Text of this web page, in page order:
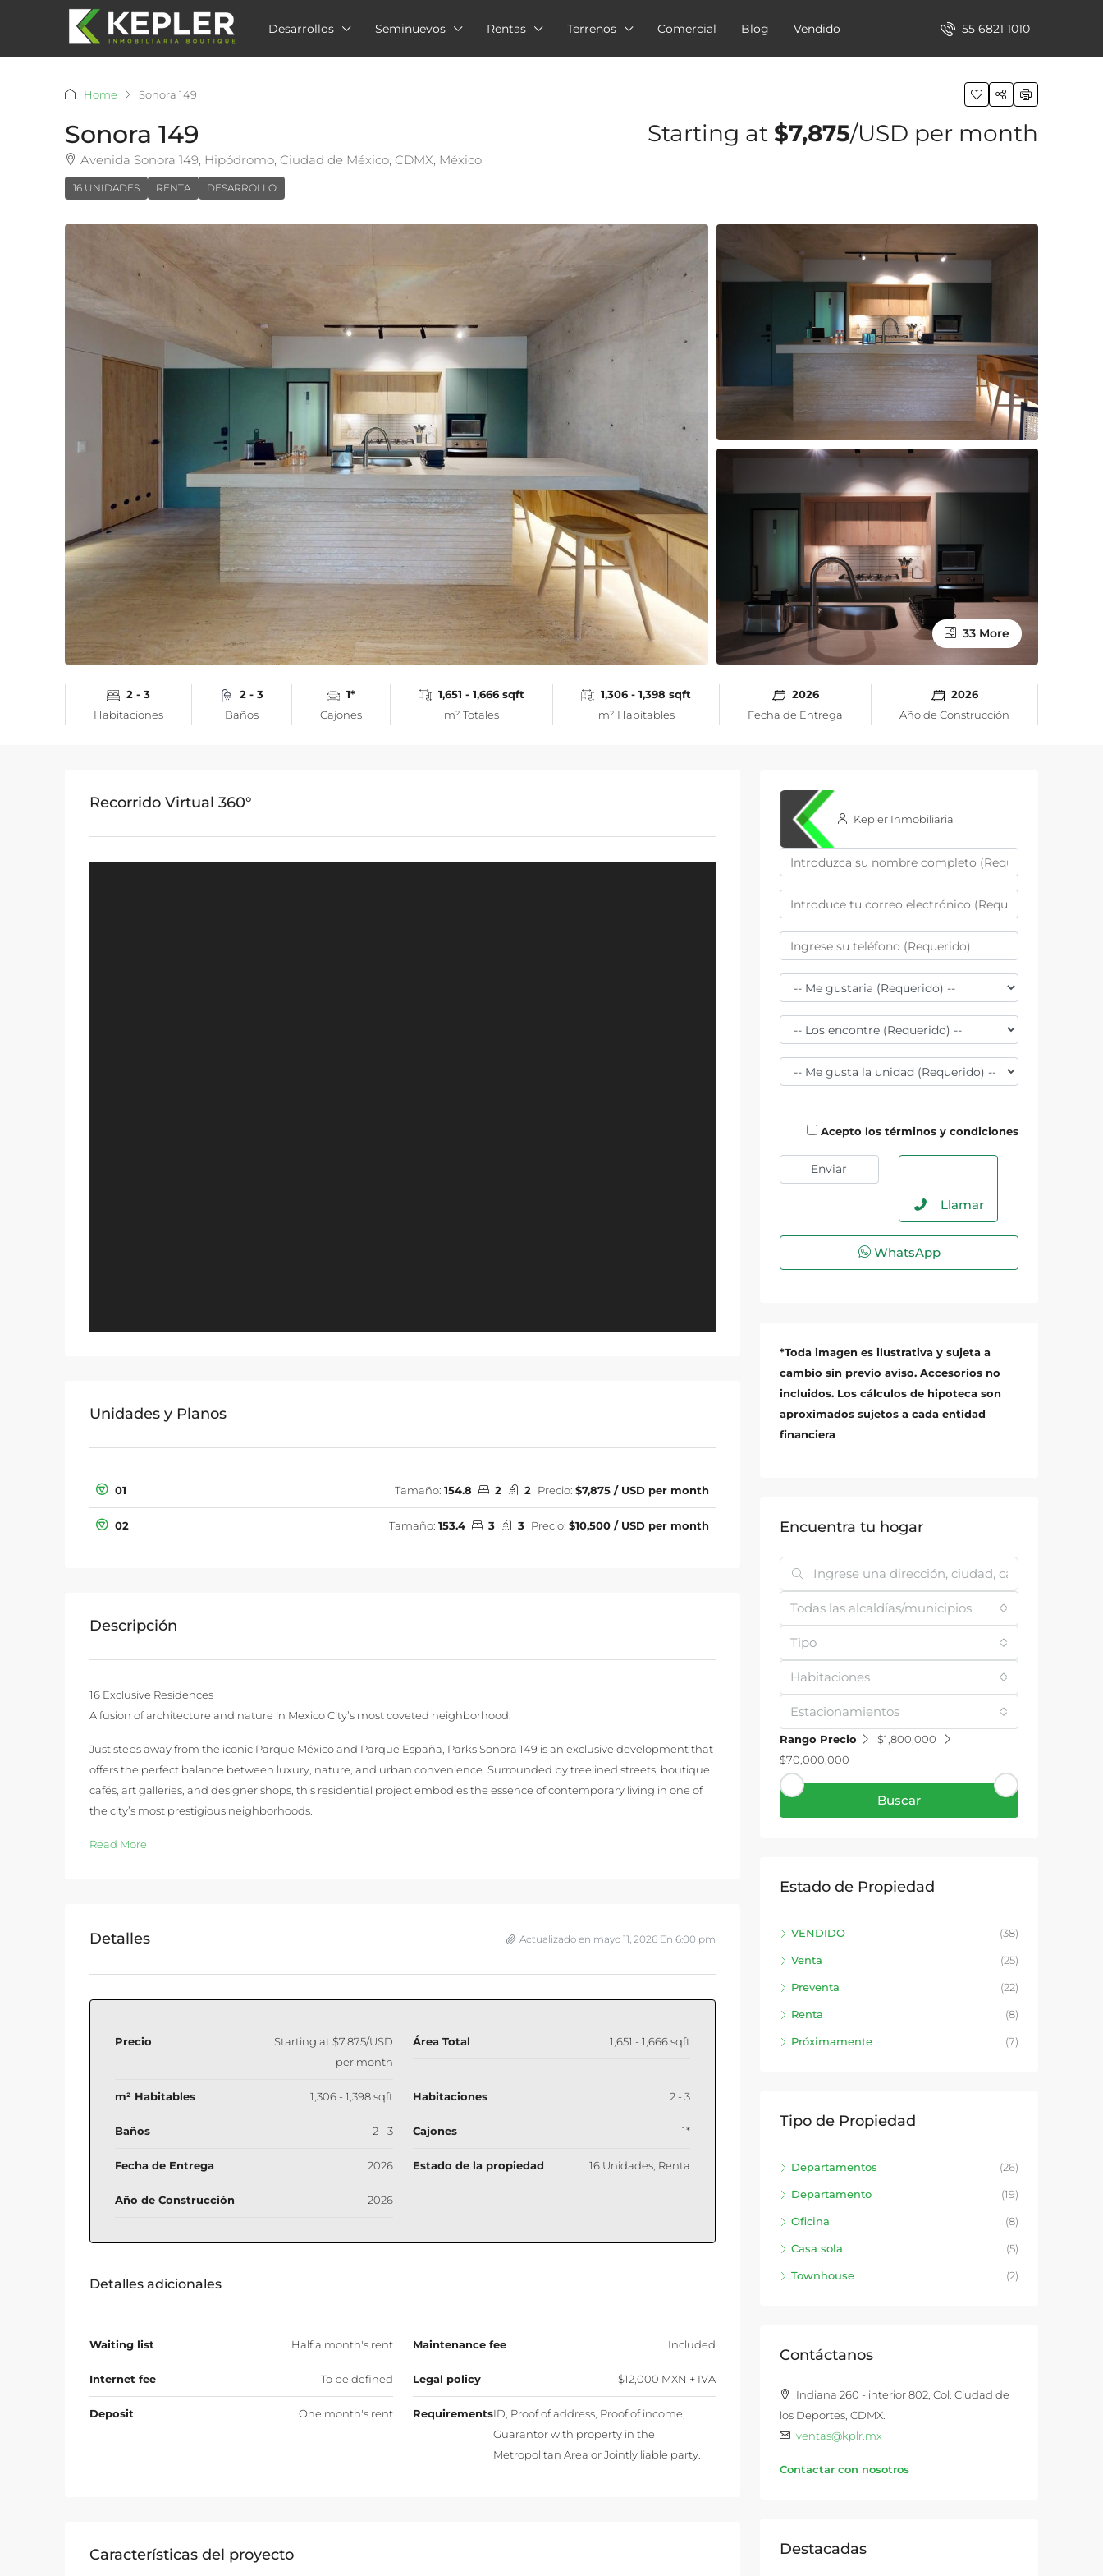
Desarrollos Seminuevos Rentas Terrenos Comercial Blog Vendido 55 6821 1010
Home Sonora 149
Sonora 149
Avenida Sonora 149, Hipódromo, Ciudad de México, CDMX, México
16 UNIDADES RENTA DESARROLLO
Starting at $7,875/USD per month
33 More
2 - 3
Habitaciones
2 - 3
Baños
1*
Cajones
1,651 - 1,666 sqft
m² Totales
1,306 - 1,398 sqft
m² Habitables
2026
Fecha de Entrega
2026
Año de Construcción
Recorrido Virtual 360°
Unidades y Planos
01 Tamaño: 154.8 2 2 Precio: $7,875 / USD per month
02 Tamaño: 153.4 3 3 Precio: $10,500 / USD per month
Descripción
16 Exclusive Residences
A fusion of architecture and nature in Mexico City’s most coveted neighborhood.
Just steps away from the iconic Parque México and Parque España, Parks Sonora 149 is an exclusive development that
offers the perfect balance between luxury, nature, and urban convenience. Surrounded by treelined streets, boutique
cafés, art galleries, and designer shops, this residential project embodies the essence of contemporary living in one of
the city’s most prestigious neighborhoods.
Read More
Detalles Actualizado en mayo 11, 2026 En 6:00 pm
Precio Starting at$7,875/USD
per month
Área Total 1,651 - 1,666 sqft
m² Habitables 1,306 - 1,398 sqft Habitaciones 2 - 3
Baños 2 - 3 Cajones 1*
Fecha de Entrega 2026 Estado de la propiedad 16 Unidades, Renta
Año de Construcción 2026
Detalles adicionales
Waiting list Half a month's rent Maintenance fee Included
Internet fee To be defined Legal policy $12,000 MXN + IVA
Deposit One month's rent RequirementsID, Proof of address, Proof of income,
Guarantor with property in the
Metropolitan Area or Jointly liable party.
Características del proyecto
Kepler Inmobiliaria
Acepto los términos y condiciones
Llamar
WhatsApp
*Toda imagen es ilustrativa y sujeta a
cambio sin previo aviso. Accesorios no
incluidos. Los cálculos de hipoteca son
aproximados sujetos a cada entidad
financiera
Encuentra tu hogar
Todas las alcaldías/municipios
Tipo
Habitaciones
Estacionamientos
Rango Precio
$1,800,000
$70,000,000
Buscar
Estado de Propiedad
VENDIDO (38)
Venta (25)
Preventa (22)
Renta (8)
Próximamente (7)
Tipo de Propiedad
Departamentos (26)
Departamento (19)
Oficina (8)
Casa sola (5)
Townhouse (2)
Contáctanos
Indiana 260 - interior 802, Col. Ciudad de
los Deportes, CDMX.
ventas@kplr.mx
Contactar con nosotros
Destacadas